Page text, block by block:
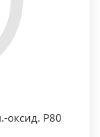
оксид. Р80